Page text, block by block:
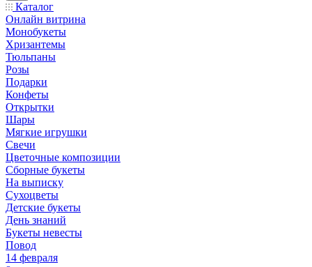
Каталог
Онлайн витрина
Монобукеты
Хризантемы
Тюльпаны
Розы
Подарки
Конфеты
Открытки
Шары
Мягкие игрушки
Свечи
Цветочные композиции
Сборные букеты
На выписку
Сухоцветы
Детские букеты
День знаний
Букеты невесты
Повод
14 февраля